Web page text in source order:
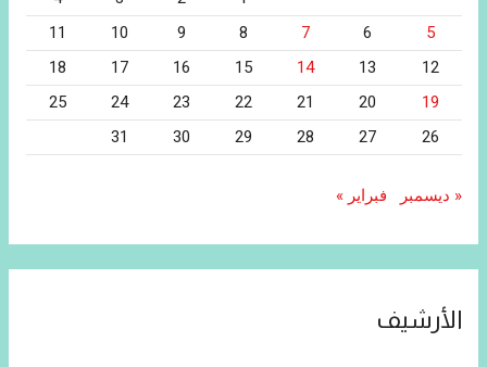
5
6
7
8
9
10
11
12
13
14
15
16
17
18
19
20
21
22
23
24
25
26
27
28
29
30
31
« ديسمبر فبراير »
الأرشيف